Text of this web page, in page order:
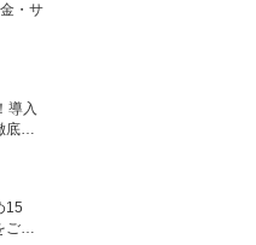
・サ
導入
底解
15
ご紹